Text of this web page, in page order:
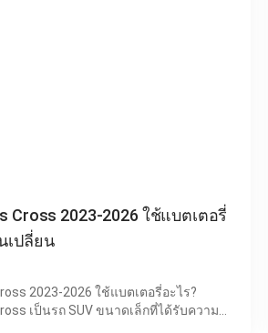
Cross 2023-2026 ใช้แบตเตอรี่
เปลี่ยน
2023-2026 ใช้แบตเตอรี่อะไร?
เป็นรถ SUV ขนาดเล็กที่ได้รับความ